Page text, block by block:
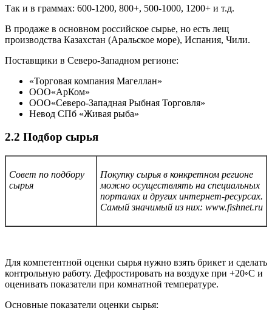
Так и в граммах: 600-1200, 800+, 500-1000, 1200+ и т.д.
В продаже в основном российское сырье, но есть лещ
производства Казахстан (Аральское море), Испания, Чили.
Поставщики в Северо-Западном регионе:
«Торговая компания Магеллан»
ООО«АрКом»
ООО«Северо-Западная Рыбная Торговля»
Невод СПб «Живая рыба»
2.2 Подбор сырья
Совет по подбору
сырья
Покупку сырья в конкретном регионе
можно осуществлять на специальных
порталах и других интернет-ресурсах.
Самый значимый из них: www.fishnet.ru
Для компетентной оценки сырья нужно взять брикет и сделать
контрольную работу. Дефростировать на воздухе при +20◦С и
оценивать показатели при комнатной температуре.
Основные показатели оценки сырья: